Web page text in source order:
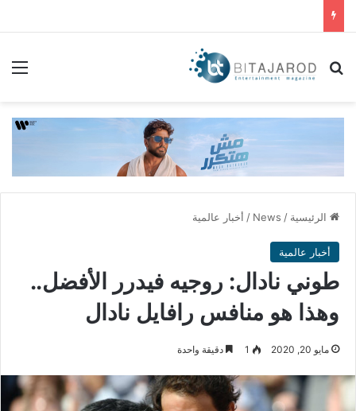
بحث عن
الرئيسية /
News
/ أخبار عالمية
أخبار عالمية
طوني نادال: روجيه فيدرر الأفضل..
وهذا هو منافس رافايل نادال
مايو 20, 2020 1 دقيقة واحدة